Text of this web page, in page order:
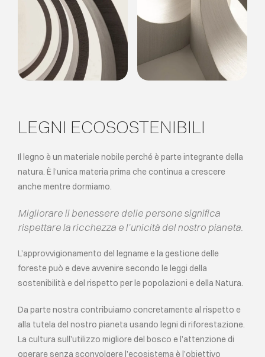
LEGNI ECOSOSTENIBILI
Il legno è un materiale nobile perché è parte integrante della
natura. È l’unica materia prima che continua a crescere
anche mentre dormiamo.
Migliorare il benessere delle persone significa
rispettare la ricchezza e l’unicità del nostro pianeta.
L’approvvigionamento del legname e la gestione delle
foreste può e deve avvenire secondo le leggi della
sostenibilità e del rispetto per le popolazioni e della Natura.
Da parte nostra contribuiamo concretamente al rispetto e
alla tutela del nostro pianeta usando legni di riforestazione.
La cultura sull’utilizzo migliore del bosco e l’attenzione di
operare senza sconvolgere l’ecosistema è l’obiettivo